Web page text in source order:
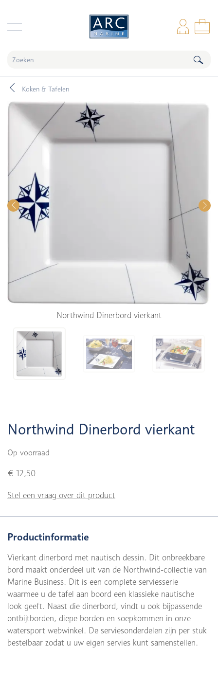
Koken & Tafelen
Northwind Dinerbord vierkant
Northwind Dinerbord vierkant
Op voorraad
€ 12,50
Stel een vraag over dit product
Productinformatie
Vierkant dinerbord met nautisch dessin. Dit onbreekbare
bord maakt onderdeel uit van de Northwind-collectie van
Marine Business. Dit is een complete serviesserie
waarmee u de tafel aan boord een klassieke nautische
look geeft. Naast die dinerbord, vindt u ook bijpassende
ontbijtborden, diepe borden en soepkommen in onze
watersport webwinkel. De serviesonderdelen zijn per stuk
bestelbaar zodat u uw eigen servies kunt samenstellen.